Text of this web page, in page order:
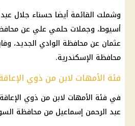
وشملت القائمة أيضا حسناء جلال
أسيوط، وجملات حلمي علي عن
عثمان عن محافظة الوادي الجديد،
محافظة الإسكندرية.
فئة الأمهات لابن من ذوي
في فئة الأمهات لابن من ذوي
عبد الرحمن إسماعيل من محافظة